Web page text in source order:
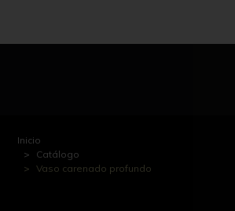
Inicio
Catálogo
Vaso carenado profundo